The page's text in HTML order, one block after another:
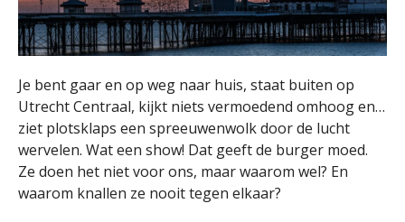
Je bent gaar en op weg naar huis, staat buiten op
Utrecht Centraal, kijkt niets vermoedend omhoog en…
ziet plotsklaps een spreeuwenwolk door de lucht
wervelen. Wat een show! Dat geeft de burger moed.
Ze doen het niet voor ons, maar waarom wel? En
waarom knallen ze nooit tegen elkaar?